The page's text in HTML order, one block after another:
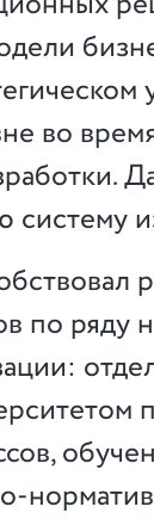
во
по ряду